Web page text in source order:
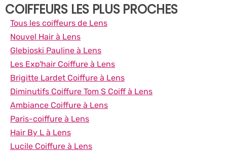
COIFFEURS LES PLUS PROCHES
Tous les coiffeurs de Lens
Nouvel Hair à Lens
Glebioski Pauline à Lens
Les Exp'hair Coiffure à Lens
Brigitte Lardet Coiffure à Lens
Diminutifs Coiffure Tom S Coiff à Lens
Ambiance Coiffure à Lens
Paris-coiffure à Lens
Hair By L à Lens
Lucile Coiffure à Lens